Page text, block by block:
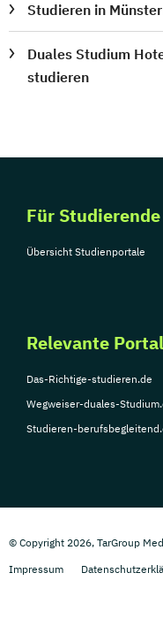
Studieren in Münster
Duales Studium
studieren
Für Studierende
Übersicht Studienportale
Relevante
Das-Richtige-studieren.de
Wegweiser-duales-
Studieren-
© Copyright 2026, TarGroup
Impressum